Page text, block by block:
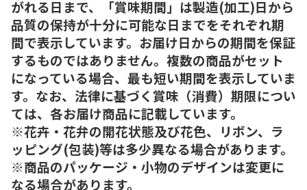
がれる日まで、「賞味期間」は製造(加工)日から
品質の保持が十分に可能な日までをそれぞれ期
間で表示しています。お届け日からの期間を保証
するものではありません。複数の商品がセット
になっている場合、最も短い期間を表示していま
す。なお、法律に基づく賞味（消費）期限につい
ては、各お届け商品に記載しています。
※花卉・花弁の開花状態及び花色、リボン、ラ
ッピング(包装)等は多少異なる場合があります。
※商品のパッケージ・小物のデザインは変更に
なる場合があります。